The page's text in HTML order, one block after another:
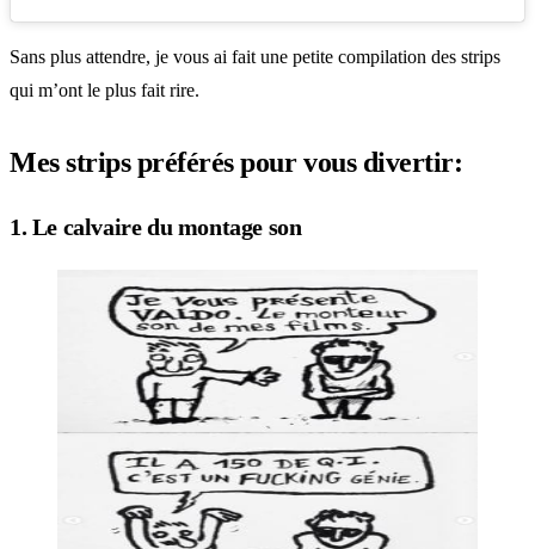
Sans plus attendre, je vous ai fait une petite compilation des strips
qui m’ont le plus fait rire.
Mes strips préférés pour vous divertir:
1. Le calvaire du montage son